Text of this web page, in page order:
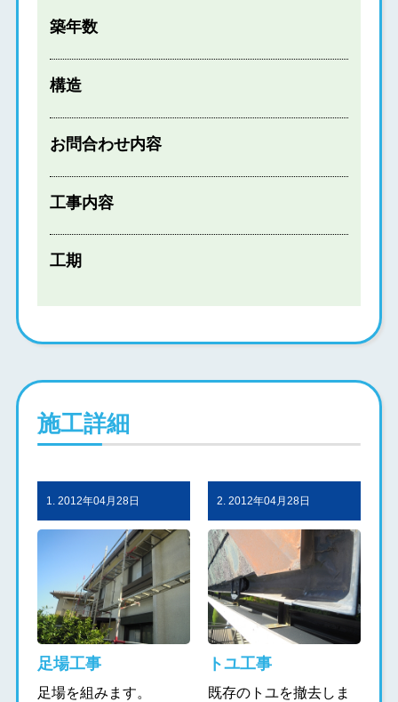
築年数
構造
お問合わせ内容
工事内容
工期
施工詳細
1. 2012年04月28日
足場工事
足場を組みます。
2. 2012年04月28日
トユ工事
既存のトユを撤去しま